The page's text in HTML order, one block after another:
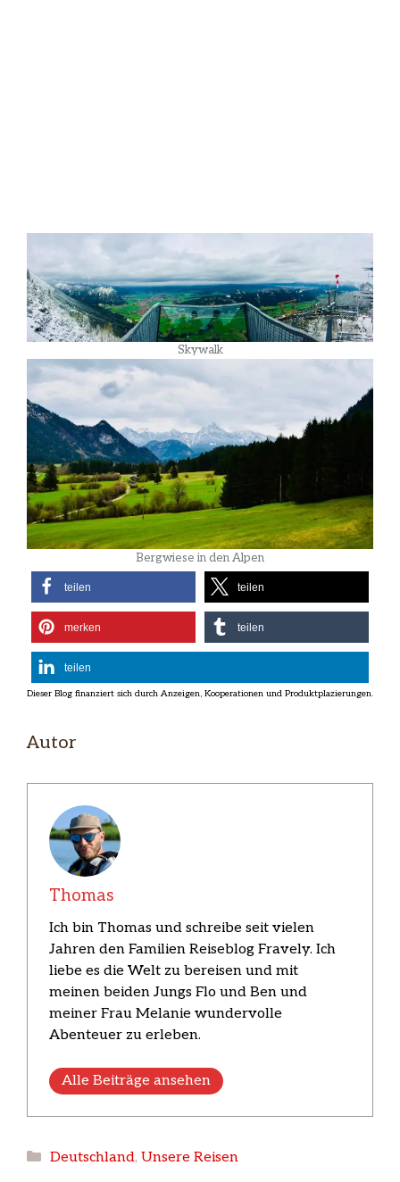
Skywalk
Bergwiese in den Alpen
teilen teilen
merken teilen
teilen
Autor
Thomas
Ich bin Thomas und schreibe seit vielen
Jahren den Familien Reiseblog Fravely. Ich
liebe es die Welt zu bereisen und mit
meinen beiden Jungs Flo und Ben und
meiner Frau Melanie wundervolle
Abenteuer zu erleben.
Alle Beiträge ansehen
Kategorien
Deutschland, Unsere Reisen